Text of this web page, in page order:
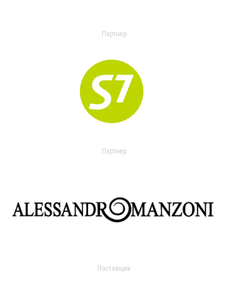
Партнер
Партнер
Поставщик